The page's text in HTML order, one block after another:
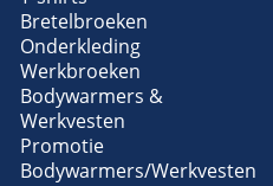
Bretelbroeken
Onderkleding
Werkbroeken
Bodywarmers &
Werkvesten
Promotie
Bodywarmers/Werkvesten